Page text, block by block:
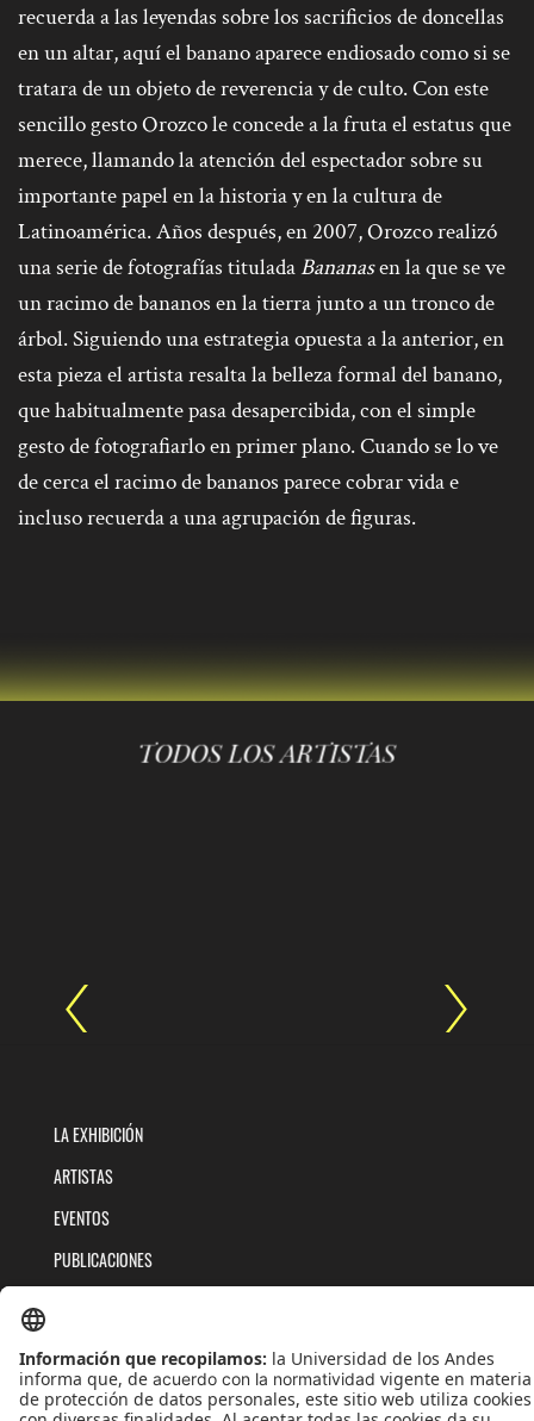
recuerda a las leyendas sobre los sacrificios de doncellas
en un altar, aquí el banano aparece endiosado como si se
tratara de un objeto de reverencia y de culto. Con este
sencillo gesto Orozco le concede a la fruta el estatus que
merece, llamando la atención del espectador sobre su
importante papel en la historia y en la cultura de
Latinoamérica. Años después, en 2007, Orozco realizó
una serie de fotografías tituladaBananasen la que se ve
un racimo de bananos en la tierra junto a un tronco de
árbol. Siguiendo una estrategia opuesta a la anterior, en
esta pieza el artista resalta la belleza formal del banano,
que habitualmente pasa desapercibida, con el simple
gesto de fotografiarlo en primer plano. Cuando se lo ve
de cerca el racimo de bananos parece cobrar vida e
incluso recuerda a una agrupación de figuras.
TODOS LOS ARTISTAS
LA EXHIBICIÓN
ARTISTAS
EVENTOS
PUBLICACIONES
TÉRMINOS Y CONDICIONES